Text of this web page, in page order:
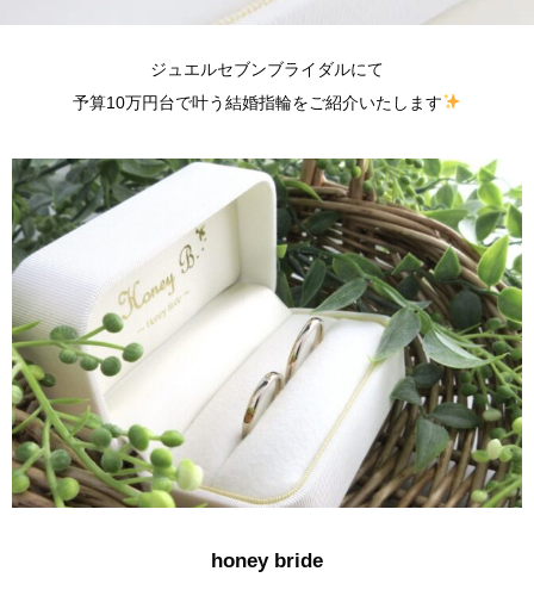
ジュエルセブンブライダルにて
予算10万円台で叶う結婚指輪をご紹介いたします
honey bride